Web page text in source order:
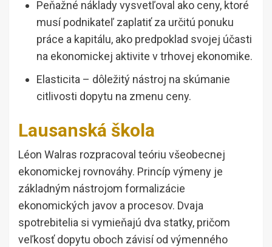
Peňažné náklady vysvetľoval ako ceny, ktoré
musí podnikateľ zaplatiť za určitú ponuku
práce a kapitálu, ako predpoklad svojej účasti
na ekonomickej aktivite v trhovej ekonomike.
Elasticita – dôležitý nástroj na skúmanie
citlivosti dopytu na zmenu ceny.
Lausanská škola
Léon Walras rozpracoval teóriu všeobecnej
ekonomickej rovnováhy. Princíp výmeny je
základným nástrojom formalizácie
ekonomických javov a procesov. Dvaja
spotrebitelia si vymieňajú dva statky, pričom
veľkosť dopytu oboch závisí od výmenného